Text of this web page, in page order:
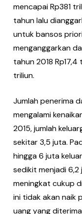
mencapai Rp381
tahun lalu
untuk bansos
menganggarkan
tahun 2018 Rp17,4
triliun.
Jumlah penerima
mengalami
2015, jumlah
sekitar 3,5 juta.
hingga 6 juta
sedikit menjadi 6,2
meningkat cukup
ini tidak akan naik
uang yang